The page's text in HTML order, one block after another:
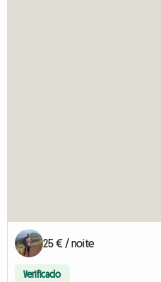
25 € / noite
Verificado